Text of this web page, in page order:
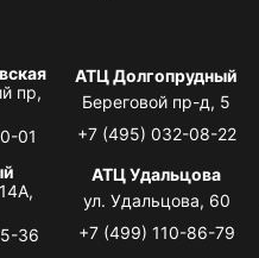
пр,
01
АТЦ Долгопрудный
Береговой пр-д, 5
+7 (495) 032-08-22
36
АТЦ Удальцова
ул. Удальцова, 60
+7 (499) 110-86-79